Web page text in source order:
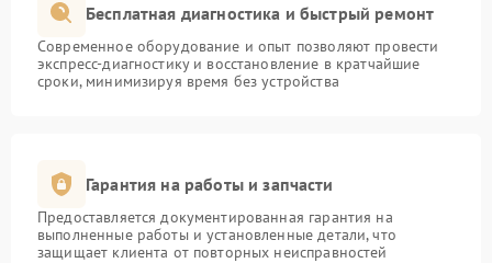
Бесплатная диагностика и быстрый ремонт
Современное оборудование и опыт позволяют провести
экспресс-диагностику и восстановление в кратчайшие
сроки, минимизируя время без устройства
Гарантия на работы и запчасти
Предоставляется документированная гарантия на
выполненные работы и установленные детали, что
защищает клиента от повторных неисправностей